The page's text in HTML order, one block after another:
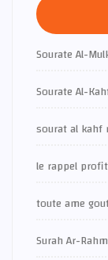
Sourate Al-
Sourate Al-
sourat al kahf
le rappel
toute ame
Surah Ar-